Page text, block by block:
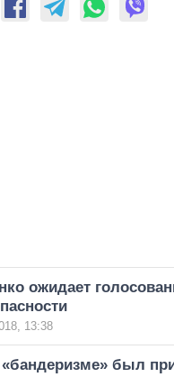
ожидает
13:38
был